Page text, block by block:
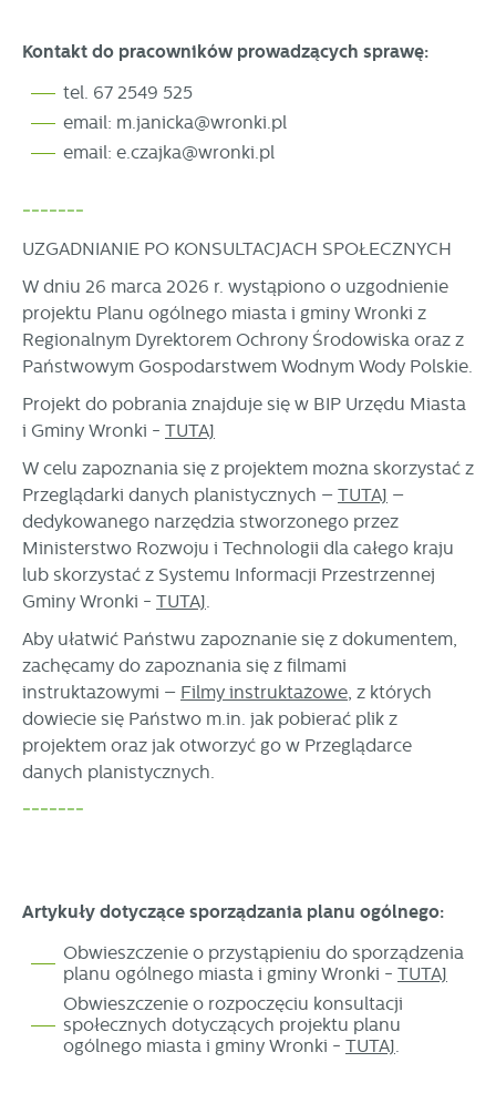
Kontakt do pracowników prowadzących sprawę:
tel. 67 2549 525
email: m.janicka@wronki.pl
email: e.czajka@wronki.pl
-------
UZGADNIANIE PO KONSULTACJACH SPOŁECZNYCH
W dniu 26 marca 2026 r. wystąpiono o uzgodnienie
projektu Planu ogólnego miasta i gminy Wronki z
Regionalnym Dyrektorem Ochrony Środowiska oraz z
Państwowym Gospodarstwem Wodnym Wody Polskie.
Projekt do pobrania znajduje się w BIP Urzędu Miasta
i Gminy Wronki - TUTAJ
W celu zapoznania się z projektem można skorzystać z
Przeglądarki danych planistycznych – TUTAJ –
dedykowanego narzędzia stworzonego przez
Ministerstwo Rozwoju i Technologii dla całego kraju
lub skorzystać z Systemu Informacji Przestrzennej
Gminy Wronki - TUTAJ.
Aby ułatwić Państwu zapoznanie się z dokumentem,
zachęcamy do zapoznania się z filmami
instruktażowymi – Filmy instruktażowe, z których
dowiecie się Państwo m.in. jak pobierać plik z
projektem oraz jak otworzyć go w Przeglądarce
danych planistycznych.
-------
Artykuły dotyczące sporządzania planu ogólnego:
Obwieszczenie o przystąpieniu do sporządzenia
planu ogólnego miasta i gminy Wronki - TUTAJ
Obwieszczenie o rozpoczęciu konsultacji
społecznych dotyczących projektu planu
ogólnego miasta i gminy Wronki - TUTAJ.